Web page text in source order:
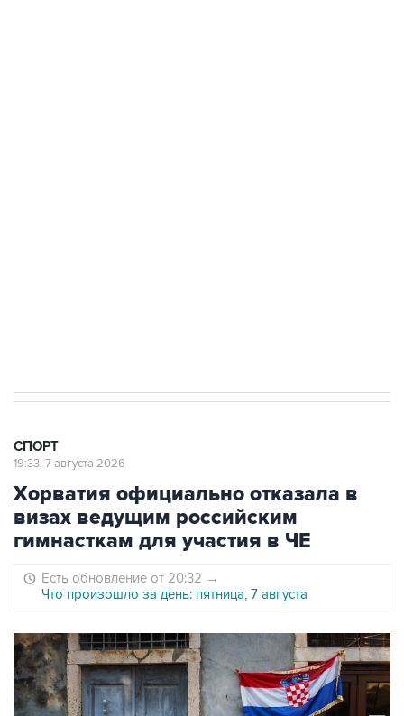
СПОРТ
19:33, 7 августа 2026
Хорватия официально отказала в
визах ведущим российским
гимнасткам для участия в ЧЕ
Есть обновление от 20:32 →
Что произошло за день: пятница, 7 августа